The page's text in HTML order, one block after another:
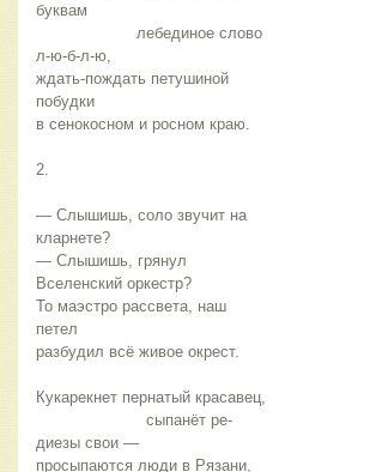
буквам
л-ю-б-л-ю,
ждать-пождать петушиной
побудки
в сенокосном и росном краю.
2.
— Слышишь, соло звучит на
кларнете?
— Слышишь, грянул
Вселенский оркестр?
То маэстро рассвета, наш
петел
разбудил всё живое окрест.
диезы свои —
просыпаются люди в Рязани,